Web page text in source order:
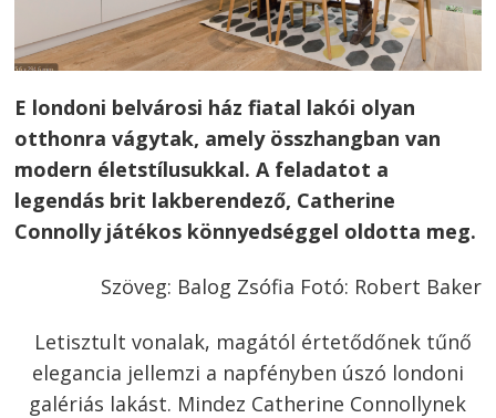
E londoni belvárosi ház fiatal lakói olyan
otthonra vágytak, amely összhangban van
modern életstílusukkal. A feladatot a
legendás brit lakberendező, Catherine
Connolly játékos könnyedséggel oldotta meg.
Szöveg: Balog Zsófia Fotó: Robert Baker
Letisztult vonalak, magától értetődőnek tűnő
elegancia jellemzi a napfényben úszó londoni
galériás lakást. Mindez Catherine Connollynek